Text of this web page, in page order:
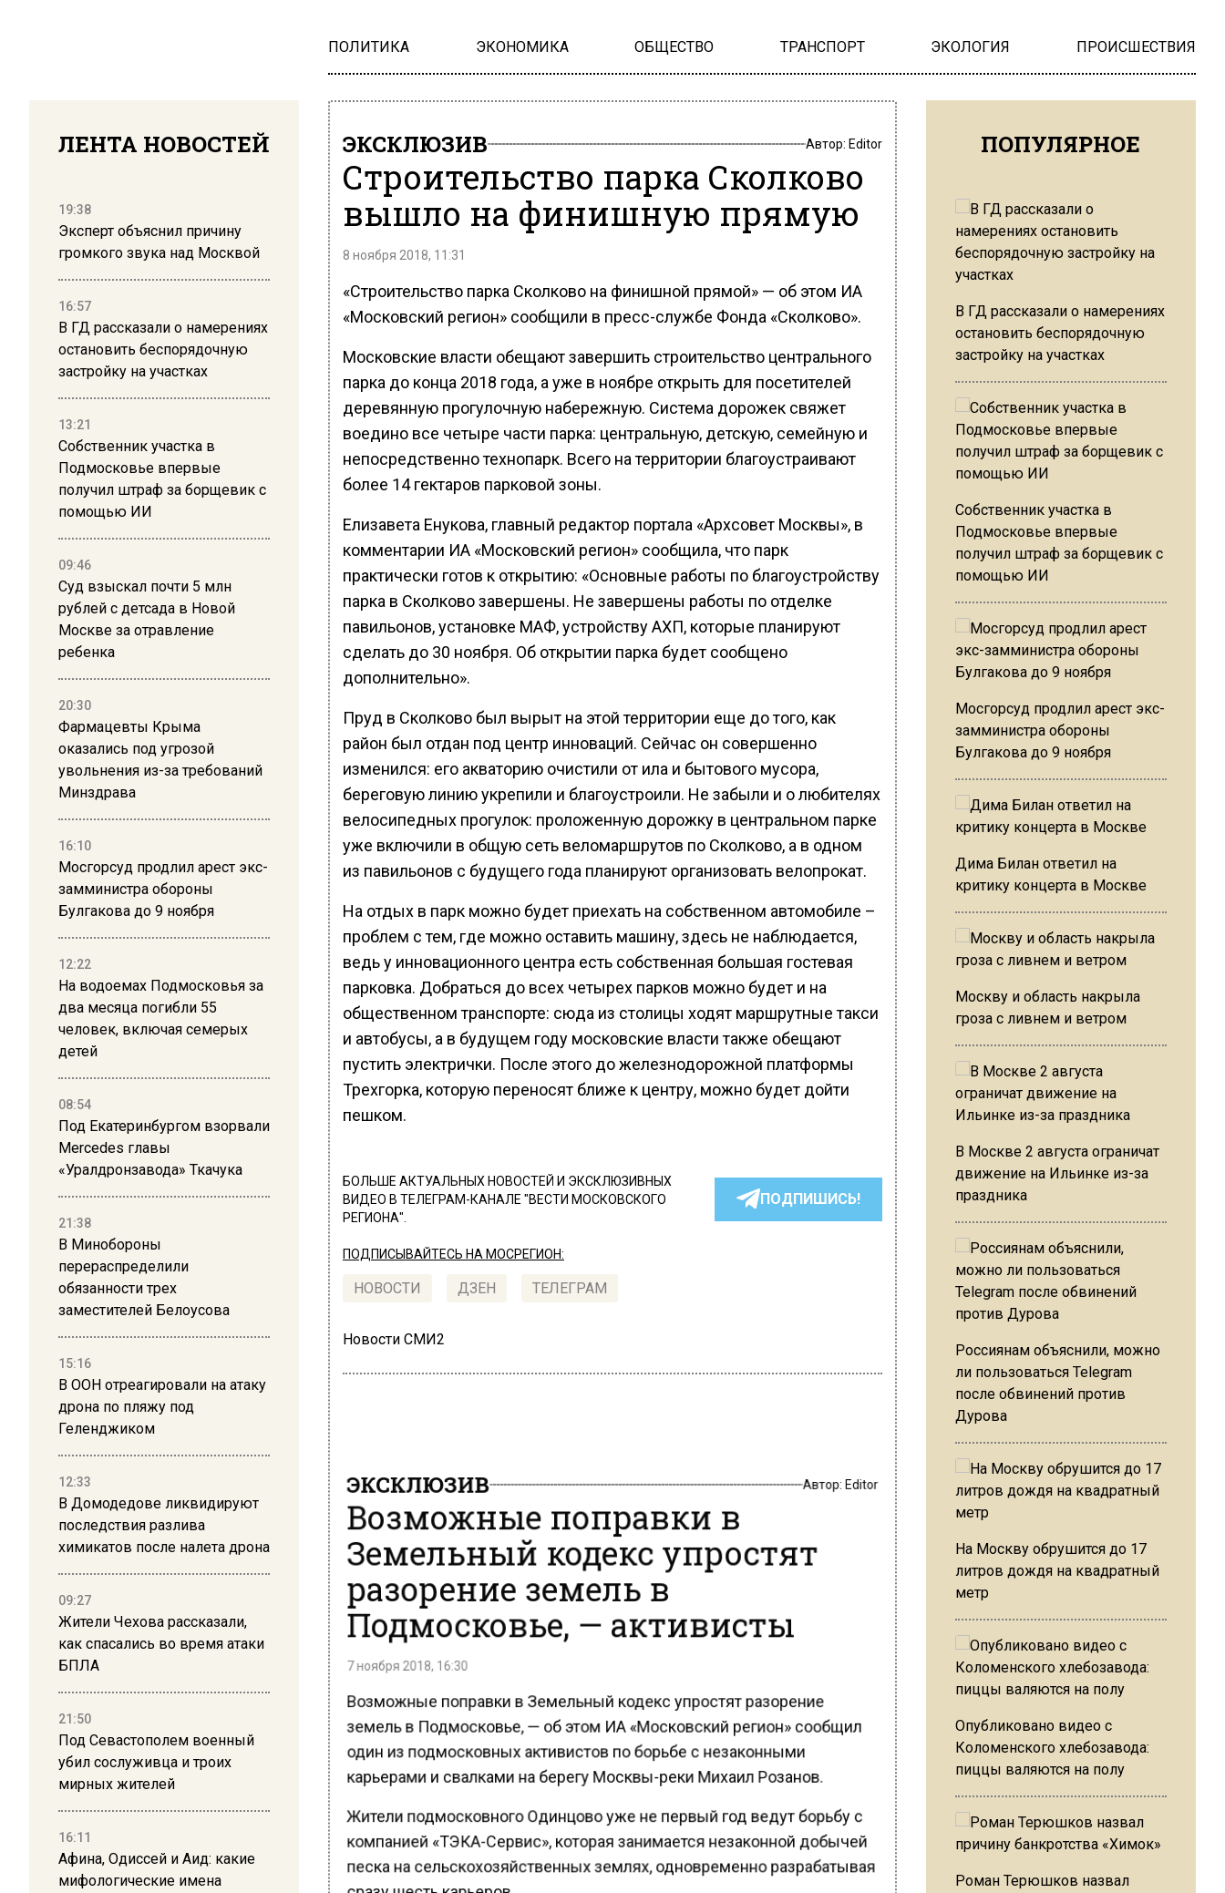
ПОЛИТИКА ЭКОНОМИКА ОБЩЕСТВО ТРАНСПОРТ ЭКОЛОГИЯ ПРОИСШЕСТВИЯ
ЛЕНТА НОВОСТЕЙ
19:38
Эксперт объяснил причину
громкого звука над Москвой
16:57
В ГД рассказали о намерениях
остановить беспорядочную
застройку на участках
13:21
Собственник участка в
Подмосковье впервые
получил штраф за борщевик с
помощью ИИ
09:46
Суд взыскал почти 5 млн
рублей с детсада в Новой
Москве за отравление
ребенка
20:30
Фармацевты Крыма
оказались под угрозой
увольнения из-за требований
Минздрава
16:10
Мосгорсуд продлил арест экс-
замминистра обороны
Булгакова до 9 ноября
12:22
На водоемах Подмосковья за
два месяца погибли 55
человек, включая семерых
детей
08:54
Под Екатеринбургом взорвали
Mercedes главы
«Уралдронзавода» Ткачука
21:38
В Минобороны
перераспределили
обязанности трех
заместителей Белоусова
15:16
В ООН отреагировали на атаку
дрона по пляжу под
Геленджиком
12:33
В Домодедове ликвидируют
последствия разлива
химикатов после налета дрона
09:27
Жители Чехова рассказали,
как спасались во время атаки
БПЛА
21:50
Под Севастополем военный
убил сослуживца и троих
мирных жителей
16:11
Афина, Одиссей и Аид: какие
мифологические имена
ЭКСКЛЮЗИВ Автор: Editor
Строительство парка Сколково
вышло на финишную прямую
8 ноября 2018, 11:31
«Строительство парка Сколково на финишной прямой» — об этом ИА
«Московский регион» сообщили в пресс-службе Фонда «Сколково».
Московские власти обещают завершить строительство центрального
парка до конца 2018 года, а уже в ноябре открыть для посетителей
деревянную прогулочную набережную. Система дорожек свяжет
воедино все четыре части парка: центральную, детскую, семейную и
непосредственно технопарк. Всего на территории благоустраивают
более 14 гектаров парковой зоны.
Елизавета Енукова, главный редактор портала «Архсовет Москвы», в
комментарии ИА «Московский регион» сообщила, что парк
практически готов к открытию: «Основные работы по благоустройству
парка в Сколково завершены. Не завершены работы по отделке
павильонов, установке МАФ, устройству АХП, которые планируют
сделать до 30 ноября. Об открытии парка будет сообщено
дополнительно».
Пруд в Сколково был вырыт на этой территории еще до того, как
район был отдан под центр инноваций. Сейчас он совершенно
изменился: его акваторию очистили от ила и бытового мусора,
береговую линию укрепили и благоустроили. Не забыли и о любителях
велосипедных прогулок: проложенную дорожку в центральном парке
уже включили в общую сеть веломаршрутов по Сколково, а в одном
из павильонов с будущего года планируют организовать велопрокат.
На отдых в парк можно будет приехать на собственном автомобиле –
проблем с тем, где можно оставить машину, здесь не наблюдается,
ведь у инновационного центра есть собственная большая гостевая
парковка. Добраться до всех четырех парков можно будет и на
общественном транспорте: сюда из столицы ходят маршрутные такси
и автобусы, а в будущем году московские власти также обещают
пустить электрички. После этого до железнодорожной платформы
Трехгорка, которую переносят ближе к центру, можно будет дойти
пешком.
БОЛЬШЕ АКТУАЛЬНЫХ НОВОСТЕЙ И ЭКСКЛЮЗИВНЫХ
ВИДЕО В ТЕЛЕГРАМ-КАНАЛЕ "ВЕСТИ МОСКОВСКОГО
РЕГИОНА".
ПОДПИШИСЬ!
ПОДПИСЫВАЙТЕСЬ НА МОСРЕГИОН:
НОВОСТИ ДЗЕН ТЕЛЕГРАМ
Новости СМИ2
Возможные поправки в
Земельный кодекс упростят
разорение земель в
Подмосковье, — активисты
земель в Подмосковье, — об этом ИА «Московский регион» сообщил
один из подмосковных активистов по борьбе с незаконными
карьерами и свалками на берегу Москвы-реки Михаил Розанов.
Жители подмосковного Одинцово уже не первый год ведут борьбу с
компанией «ТЭКА-Сервис», которая занимается незаконной добычей
песка на сельскохозяйственных землях, одновременно разрабатывая
ПОПУЛЯРНОЕ
В ГД рассказали о намерениях
остановить беспорядочную
застройку на участках
Собственник участка в
Подмосковье впервые
получил штраф за борщевик с
помощью ИИ
Мосгорсуд продлил арест экс-
замминистра обороны
Булгакова до 9 ноября
Дима Билан ответил на
критику концерта в Москве
Москву и область накрыла
гроза с ливнем и ветром
В Москве 2 августа ограничат
движение на Ильинке из-за
праздника
Россиянам объяснили, можно
ли пользоваться Telegram
после обвинений против
Дурова
На Москву обрушится до 17
литров дождя на квадратный
метр
Опубликовано видео с
Коломенского хлебозавода:
пиццы валяются на полу
Роман Терюшков назвал